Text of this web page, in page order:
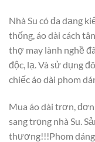
Nhà Su có đa dạng
thống, áo dài cách
thợ may lành nghề
độc, lạ. Và sử dụng
chiếc áo dài phom
Mua áo dài trơn,
sang trọng nhà Su.
thương!!!Phom